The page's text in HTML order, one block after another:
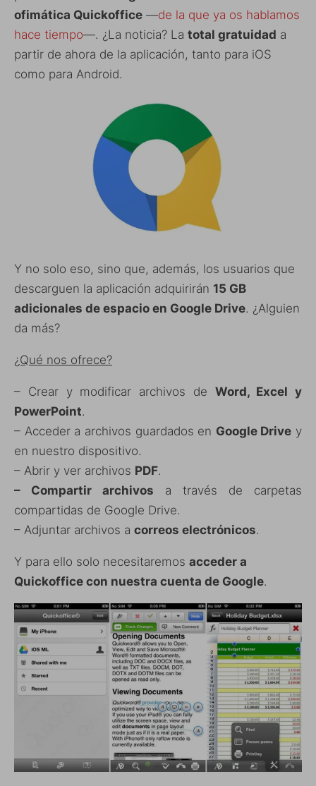
ofimática Quickoffice —de la que ya os hablamos
hace tiempo—. ¿La noticia? La total gratuidad a
partir de ahora de la aplicación, tanto para iOS
como para Android.
Y no solo eso, sino que, además, los usuarios que
descarguen la aplicación adquirirán 15 GB
adicionales de espacio en Google Drive. ¿Alguien
da más?
¿Qué nos ofrece?
– Crear y modificar archivos de Word, Excel y
PowerPoint.
– Acceder a archivos guardados en Google Drive y
en nuestro dispositivo.
– Abrir y ver archivos PDF.
– Compartir archivos a través de carpetas
compartidas de Google Drive.
– Adjuntar archivos a correos electrónicos.
Y para ello solo necesitaremos acceder a
Quickoffice con nuestra cuenta de Google.